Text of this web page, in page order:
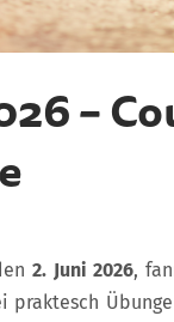
–
2. Juni 2026,
praktesch